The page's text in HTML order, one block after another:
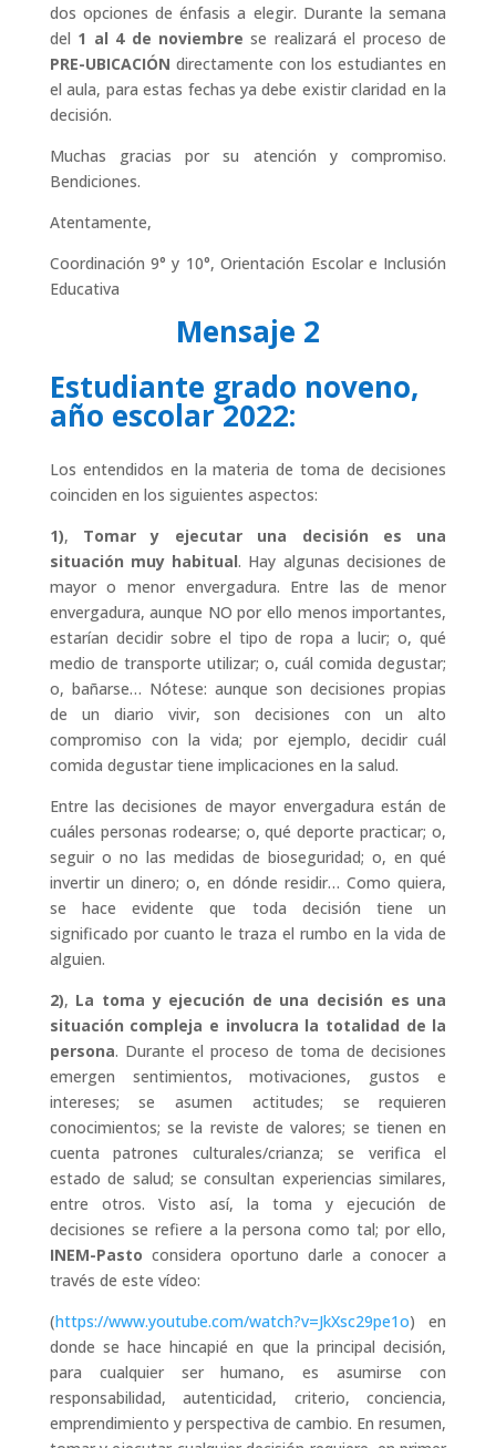
dos opciones de énfasis a elegir. Durante la semana
del 1 al 4 de noviembre se realizará el proceso de
PRE-UBICACIÓN directamente con los estudiantes en
el aula, para estas fechas ya debe existir claridad en la
decisión.
Muchas gracias por su atención y compromiso.
Bendiciones.
Atentamente,
Coordinación 9° y 10°, Orientación Escolar e Inclusión
Educativa
Mensaje 2
Estudiante grado noveno,
año escolar 2022:
Los entendidos en la materia de toma de decisiones
coinciden en los siguientes aspectos:
1), Tomar y ejecutar una decisión es una
situación muy habitual. Hay algunas decisiones de
mayor o menor envergadura. Entre las de menor
envergadura, aunque NO por ello menos importantes,
estarían decidir sobre el tipo de ropa a lucir; o, qué
medio de transporte utilizar; o, cuál comida degustar;
o, bañarse… Nótese: aunque son decisiones propias
de un diario vivir, son decisiones con un alto
compromiso con la vida; por ejemplo, decidir cuál
comida degustar tiene implicaciones en la salud.
Entre las decisiones de mayor envergadura están de
cuáles personas rodearse; o, qué deporte practicar; o,
seguir o no las medidas de bioseguridad; o, en qué
invertir un dinero; o, en dónde residir… Como quiera,
se hace evidente que toda decisión tiene un
significado por cuanto le traza el rumbo en la vida de
alguien.
2), La toma y ejecución de una decisión es una
situación compleja e involucra la totalidad de la
persona. Durante el proceso de toma de decisiones
emergen sentimientos, motivaciones, gustos e
intereses; se asumen actitudes; se requieren
conocimientos; se la reviste de valores; se tienen en
cuenta patrones culturales/crianza; se verifica el
estado de salud; se consultan experiencias similares,
entre otros. Visto así, la toma y ejecución de
decisiones se refiere a la persona como tal; por ello,
INEM-Pasto considera oportuno darle a conocer a
través de este vídeo:
(https://www.youtube.com/watch?v=JkXsc29pe1o) en
donde se hace hincapié en que la principal decisión,
para cualquier ser humano, es asumirse con
responsabilidad, autenticidad, criterio, conciencia,
emprendimiento y perspectiva de cambio. En resumen,